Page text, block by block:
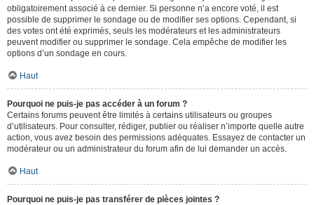
obligatoirement associé à ce dernier. Si personne n’a encore voté, il est
possible de supprimer le sondage ou de modifier ses options. Cependant, si
des votes ont été exprimés, seuls les modérateurs et les administrateurs
peuvent modifier ou supprimer le sondage. Cela empêche de modifier les
options d’un sondage en cours.
Haut
Pourquoi ne puis-je pas accéder à un forum ?
Certains forums peuvent être limités à certains utilisateurs ou groupes
d’utilisateurs. Pour consulter, rédiger, publier ou réaliser n’importe quelle autre
action, vous avez besoin des permissions adéquates. Essayez de contacter un
modérateur ou un administrateur du forum afin de lui demander un accès.
Haut
Pourquoi ne puis-je pas transférer de pièces jointes ?